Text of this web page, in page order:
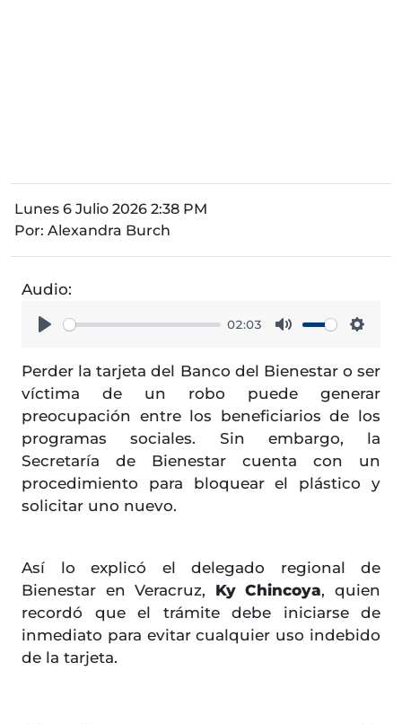
Lunes 6 Julio 2026 2:38 PM
Por: Alexandra Burch
Audio:
02:03
Perder la tarjeta del Banco del Bienestar o ser
víctima de un robo puede generar
preocupación entre los beneficiarios de los
programas sociales. Sin embargo, la
Secretaría de Bienestar cuenta con un
procedimiento para bloquear el plástico y
solicitar uno nuevo.
Así lo explicó el delegado regional de
Bienestar en Veracruz, Ky Chincoya, quien
recordó que el trámite debe iniciarse de
inmediato para evitar cualquier uso indebido
de la tarjeta.